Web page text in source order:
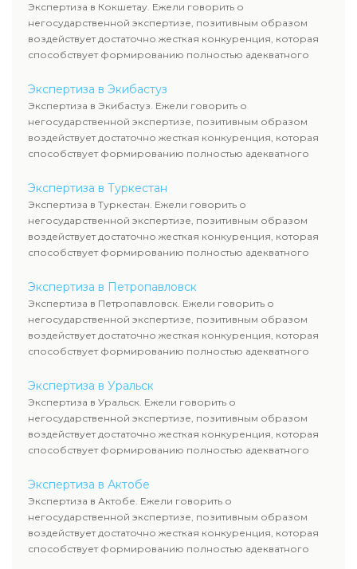
Экспертиза в Кокшетау. Ежели говорить о
негосударственной экспертизе, позитивным образом
воздействует достаточно жесткая конкуренция, которая
способствует формированию полностью адекватного
Экспертиза в Экибастуз
Экспертиза в Экибастуз. Ежели говорить о
негосударственной экспертизе, позитивным образом
воздействует достаточно жесткая конкуренция, которая
способствует формированию полностью адекватного
Экспертиза в Туркестан
Экспертиза в Туркестан. Ежели говорить о
негосударственной экспертизе, позитивным образом
воздействует достаточно жесткая конкуренция, которая
способствует формированию полностью адекватного
Экспертиза в Петропавловск
Экспертиза в Петропавловск. Ежели говорить о
негосударственной экспертизе, позитивным образом
воздействует достаточно жесткая конкуренция, которая
способствует формированию полностью адекватного
Экспертиза в Уральск
Экспертиза в Уральск. Ежели говорить о
негосударственной экспертизе, позитивным образом
воздействует достаточно жесткая конкуренция, которая
способствует формированию полностью адекватного
Экспертиза в Актобе
Экспертиза в Актобе. Ежели говорить о
негосударственной экспертизе, позитивным образом
воздействует достаточно жесткая конкуренция, которая
способствует формированию полностью адекватного